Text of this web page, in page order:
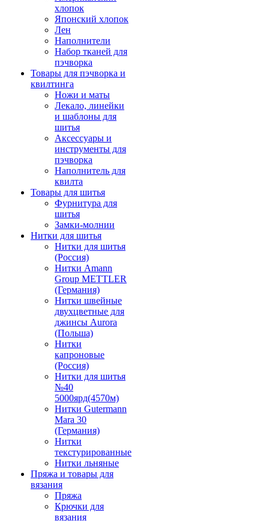
хлопок
Японский хлопок
Лен
Наполнители
Набор тканей для
пэчворка
Товары для пэчворка и
квилтинга
Ножи и маты
Лекало, линейки
и шаблоны для
шитья
Аксессуары и
инструменты для
пэчворка
Наполнитель для
квилта
Товары для шитья
Фурнитура для
шитья
Замки-молнии
Нитки для шитья
Нитки для шитья
(Россия)
Нитки Amann
Group METTLER
(Германия)
Нитки швейные
двухцветные для
джинсы Aurora
(Польша)
Нитки
капроновые
(Россия)
Нитки для шитья
№40
5000ярд(4570м)
Нитки Gutermann
Mara 30
(Германия)
Нитки
текстурированные
Нитки льняные
Пряжа и товары для
вязания
Пряжа
Крючки для
вязания